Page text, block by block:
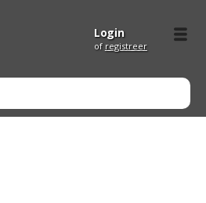
Login
of registreer